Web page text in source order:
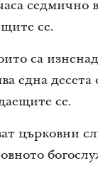
седмично
се.
са
една десета
се.
църковни